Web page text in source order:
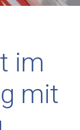
im
mit